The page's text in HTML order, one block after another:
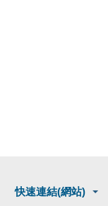
快速連結(網站)